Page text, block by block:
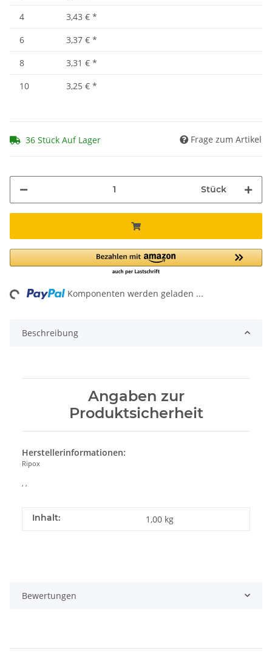
4
3,43 € *
6
3,37 € *
8
3,31 € *
10
3,25 € *
36 Stück Auf Lager Frage zum Artikel
Stück
Komponenten werden geladen ...
Beschreibung
Angaben zur
Produktsicherheit
Herstellerinformationen:
Ripox
Inhalt: 1,00 kg
Bewertungen